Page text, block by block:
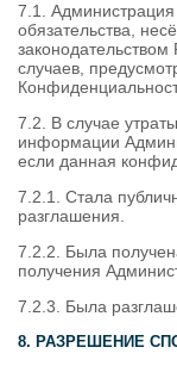
7.1.
обязательства,
случаев,
7.2. В случае
информации
если данная
7.2.1. Стала
разглашения.
7.2.2. Была
получения
7.2.3. Была
8. РАЗРЕШЕНИЕ